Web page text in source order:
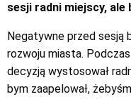
sesji radni miejscy, ale
Negatywne przed sesją
rozwoju miasta.
decyzją wystosował
bym zaapelował,